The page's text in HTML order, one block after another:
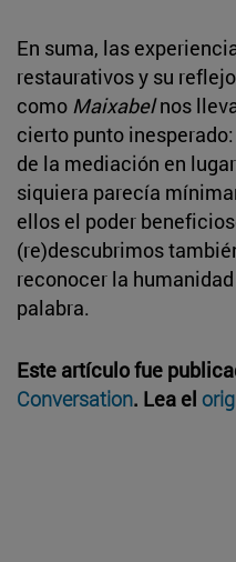
En suma, las
restaurativos y su
como Maixabelnos
cierto punto
de la mediación en
siquiera parecía
ellos el poder
(re)descubrimos
reconocer la
palabra.
Este artículo fue
Conversation. Lea el